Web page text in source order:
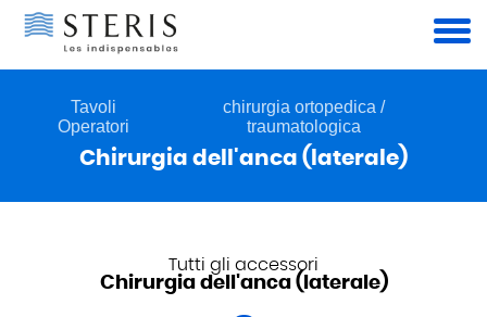
Tavoli
Operatori
chirurgia ortopedica /
traumatologica
Chirurgia dell'anca (laterale)
Tutti gli accessori
Chirurgia dell'anca (laterale)
Pannello di gestione dei cookies